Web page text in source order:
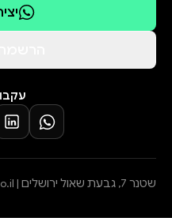
שטנר 7, גבעת שאול ירושלים |